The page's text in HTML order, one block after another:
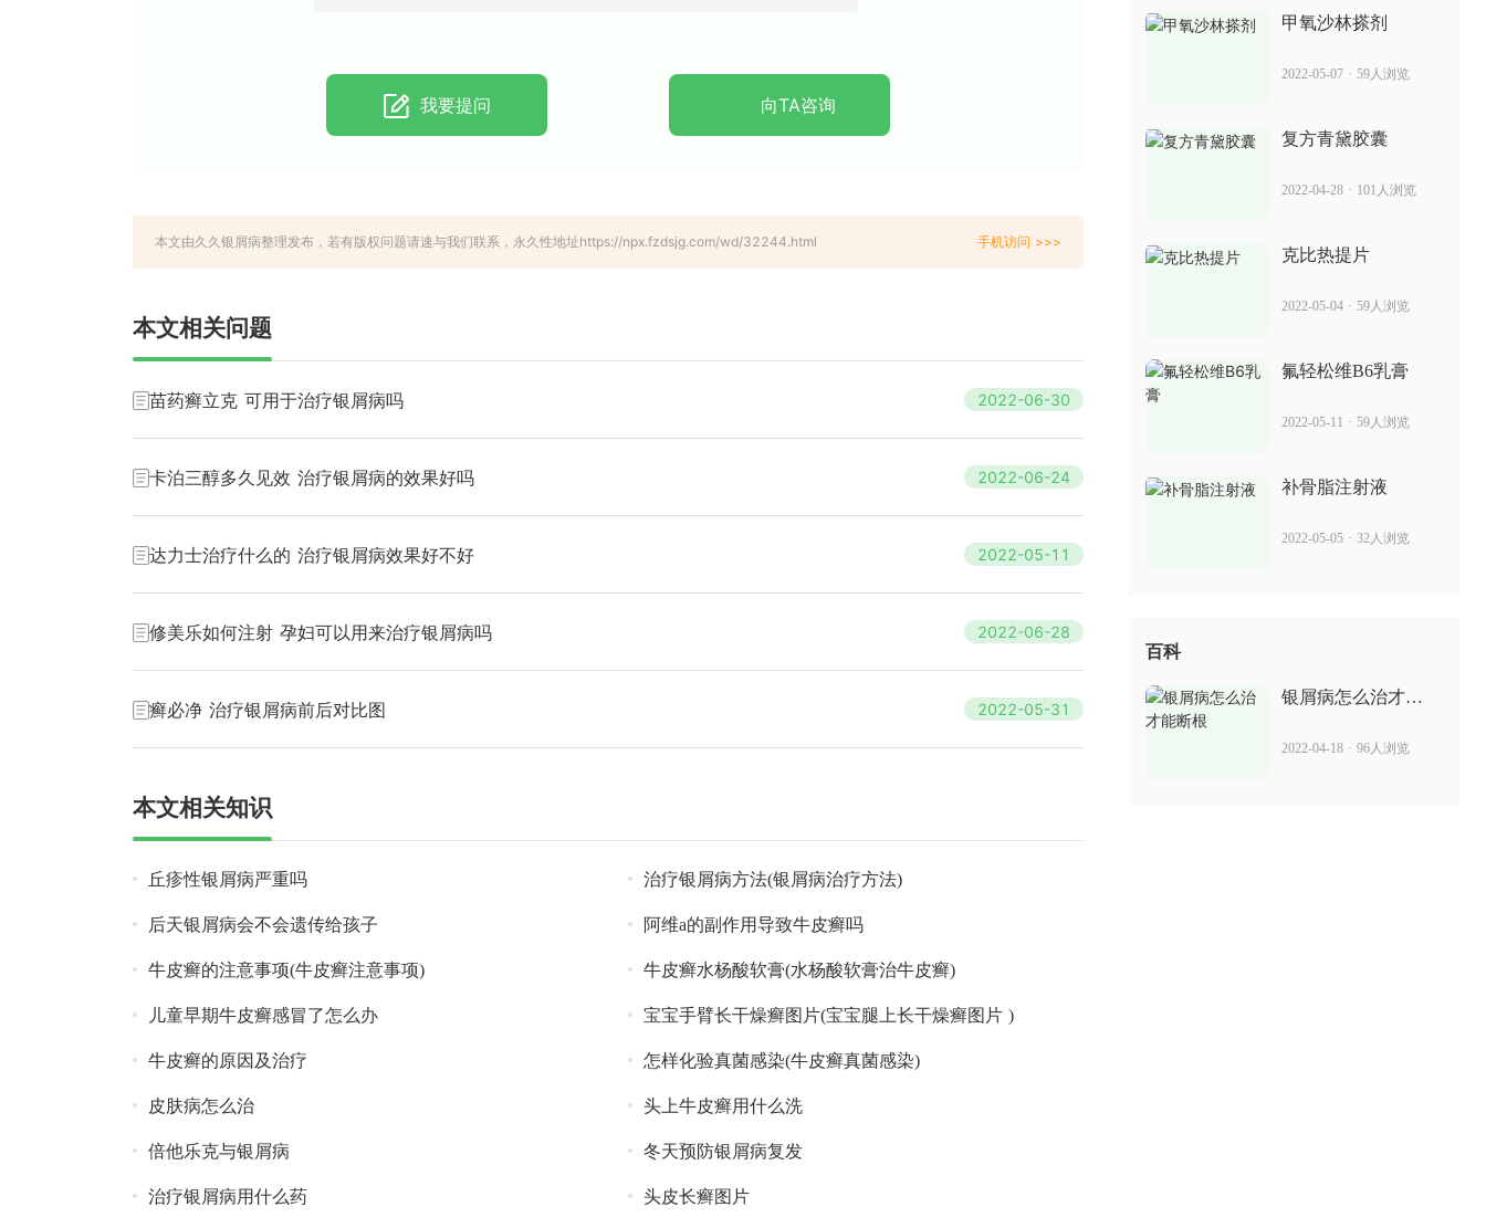
我要提问 向TA咨询
本文由久久银屑病整理发布，若有版权问题请速与我们联系，永久性地址https://npx.fzdsjg.com/wd/32244.html 手机访问 >>>
本文相关问题
苗药癣立克 可用于治疗银屑病吗 2022-06-30
卡泊三醇多久见效 治疗银屑病的效果好吗 2022-06-24
达力士治疗什么的 治疗银屑病效果好不好 2022-05-11
修美乐如何注射 孕妇可以用来治疗银屑病吗 2022-06-28
癣必净 治疗银屑病前后对比图 2022-05-31
本文相关知识
丘疹性银屑病严重吗 治疗银屑病方法(银屑病治疗方法)
后天银屑病会不会遗传给孩子 阿维a的副作用导致牛皮癣吗
牛皮癣的注意事项(牛皮癣注意事项) 牛皮癣水杨酸软膏(水杨酸软膏治牛皮癣)
儿童早期牛皮癣感冒了怎么办 宝宝手臂长干燥癣图片(宝宝腿上长干燥癣图片 )
牛皮癣的原因及治疗 怎样化验真菌感染(牛皮癣真菌感染)
皮肤病怎么治 头上牛皮癣用什么洗
倍他乐克与银屑病 冬天预防银屑病复发
治疗银屑病用什么药 头皮长癣图片
甲氧沙林搽剂
2022-05-07 · 59人浏览
复方青黛胶囊
2022-04-28 · 101人浏览
克比热提片
2022-05-04 · 59人浏览
氟轻松维B6乳膏
2022-05-11 · 59人浏览
补骨脂注射液
2022-05-05 · 32人浏览
百科
银屑病怎么治才能
2022-04-18 · 96人浏览